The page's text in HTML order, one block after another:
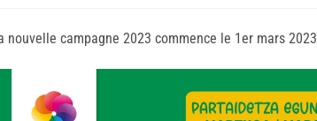
nouvelle campagne 2023 commence le 1er mars 2023